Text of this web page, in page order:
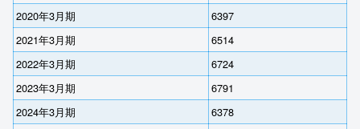
2020年3月期
6397
2021年3月期
6514
2022年3月期
6724
2023年3月期
6791
2024年3月期
6378